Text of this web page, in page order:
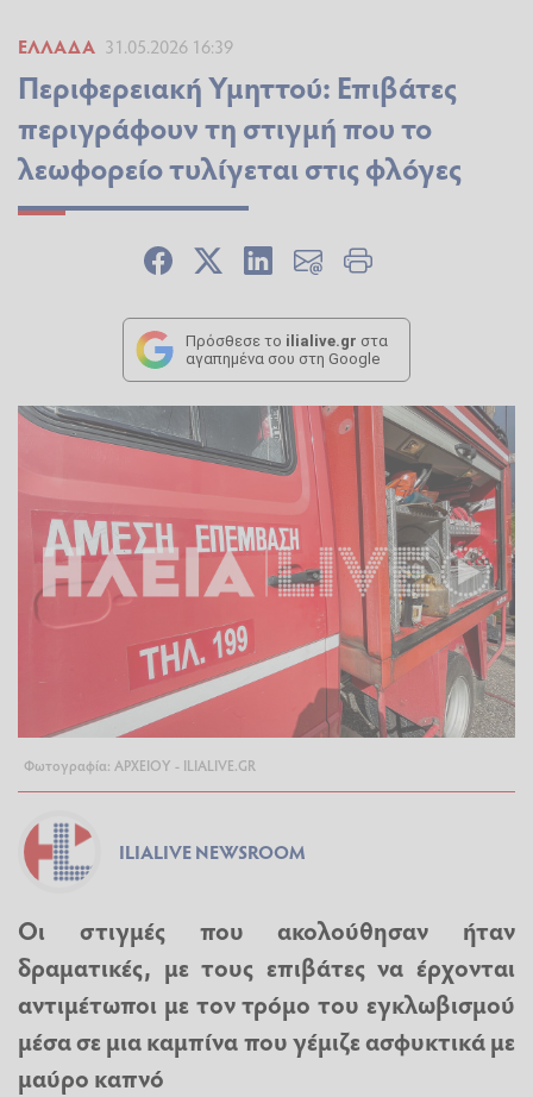
ΕΛΛΆΔΑ 31.05.2026 16:39
Περιφερειακή Υμηττού: Επιβάτες
περιγράφουν τη στιγμή που το
λεωφορείο τυλίγεται στις φλόγες
Πρόσθεσε το ilialive.gr στα
αγαπημένα σου στη Google
Φωτογραφία: ΑΡΧΕΙΟΥ - ILIALIVE.GR
ILIALIVE NEWSROOM
Οι στιγμές που ακολούθησαν ήταν
δραματικές, με τους επιβάτες να έρχονται
αντιμέτωποι με τον τρόμο του εγκλωβισμού
μέσα σε μια καμπίνα που γέμιζε ασφυκτικά με
μαύρο καπνό